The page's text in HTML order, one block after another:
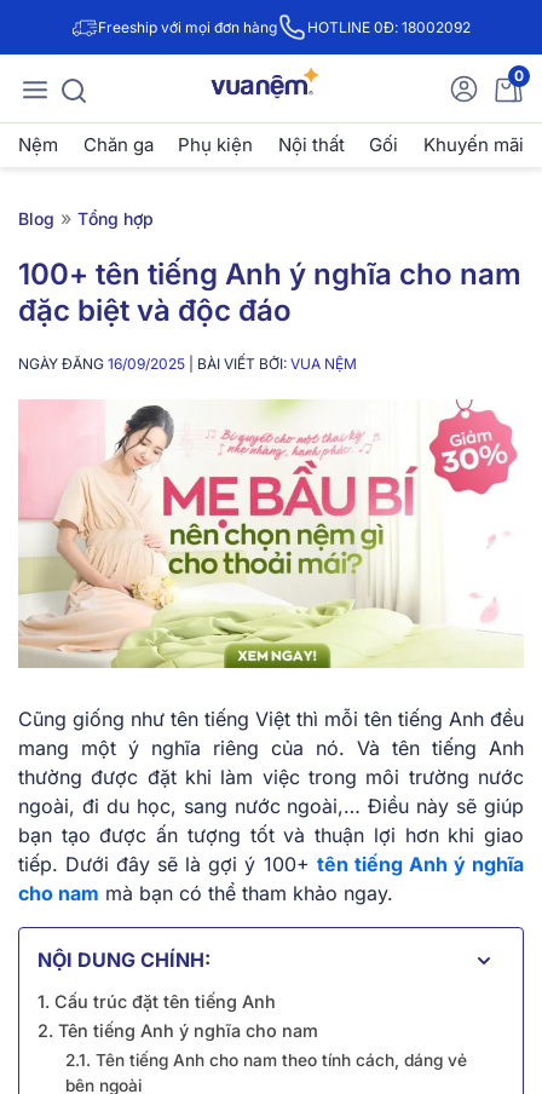
Freeship với mọi đơn hàng HOTLINE 0Đ: 18002092
0
Nệm Chăn ga Phụ kiện Nội thất Gối Khuyến mãi
Blog » Tổng hợp
100+ tên tiếng Anh ý nghĩa cho nam
đặc biệt và độc đáo
NGÀY ĐĂNG 16/09/2025 | BÀI VIẾT BỞI: VUA NỆM
Cũng giống như tên tiếng Việt thì mỗi tên tiếng Anh đều
mang một ý nghĩa riêng của nó. Và tên tiếng Anh
thường được đặt khi làm việc trong môi trường nước
ngoài, đi du học, sang nước ngoài,… Điều này sẽ giúp
bạn tạo được ấn tượng tốt và thuận lợi hơn khi giao
tiếp. Dưới đây sẽ là gợi ý 100+ tên tiếng Anh ý nghĩa
cho nam mà bạn có thể tham khảo ngay.
NỘI DUNG CHÍNH:
1. Cấu trúc đặt tên tiếng Anh
2. Tên tiếng Anh ý nghĩa cho nam
2.1. Tên tiếng Anh cho nam theo tính cách, dáng vẻ
bên ngoài